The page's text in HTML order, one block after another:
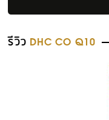
รีวิว DHC CO Q10